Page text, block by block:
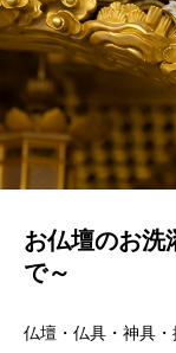
お仏壇のお
で～
仏壇・仏具・神具